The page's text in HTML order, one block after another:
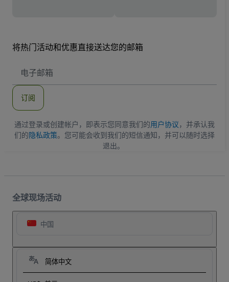
将热门活动和优惠直接送达您的邮箱
子
地
订阅
通过登录或创建帐户，即表示您同意我们的用户协议，并承认我
们的隐私政策。您可能会收到我们的短信通知，并可以随时选择
退出。
全球现场活动
中国
简体中文